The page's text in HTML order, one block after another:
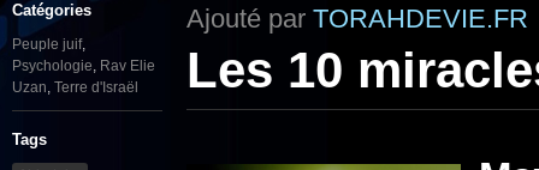
Catégories
Peuple juif,
Psychologie, Rav Elie
Uzan, Terre d'Israël
Tags
Ajouté par TORAHDEVIE.FR
Les 10